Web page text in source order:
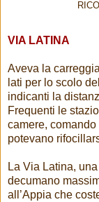
VIA LATINA
Aveva la
lati per lo scolo
indicanti la
Frequenti le
camere,
potevano
La Via Latina,
decumano
all’Appia che